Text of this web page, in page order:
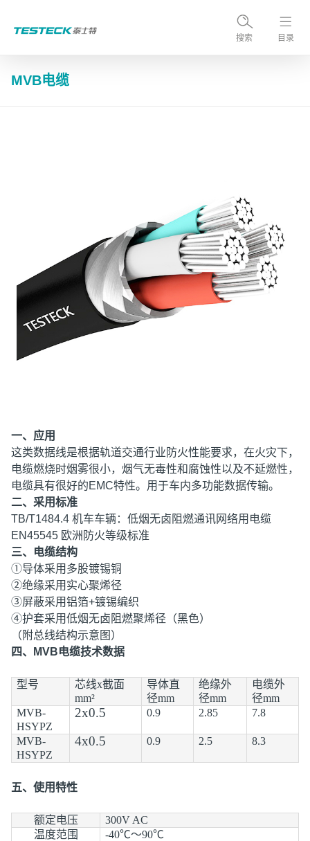
搜索 目录
MVB电缆
一、应用
这类数据线是根据轨道交通行业防火性能要求，在火灾下，
电缆燃烧时烟雾很小，烟气无毒性和腐蚀性以及不延燃性，
电缆具有很好的EMC特性。用于车内多功能数据传输。
二、采用标准
TB/T1484.4 机车车辆：低烟无卤阻燃通讯网络用电缆
EN45545 欧洲防火等级标准
三、电缆结构
①导体采用多股镀锡铜
②绝缘采用实心聚烯径
③屏蔽采用铝箔+镀锡编织
④护套采用低烟无卤阻燃聚烯径（黑色）
（附总线结构示意图）
四、MVB电缆技术数据
型号
芯线x截面
mm²
导体直
径mm
绝缘外
径mm
电缆外
径mm
MVB-
HSYPZ
2x0.5 0.9 2.85 7.8
MVB-
HSYPZ
4x0.5 0.9 2.5 8.3
五、使用特性
额定电压
300V AC
温度范围
-40℃～90℃